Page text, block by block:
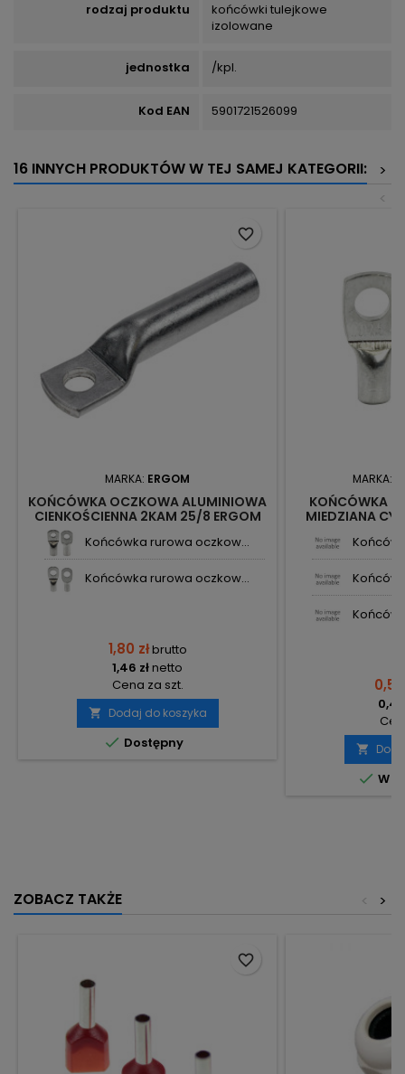
rodzaj produktu
końcówki tulejkowe
izolowane
jednostka /kpl.
Kod EAN 5901721526099
16 INNYCH PRODUKTÓW W TEJ SAMEJ KATEGORII:
>
<
MARKA: ERGOM
KOŃCÓWKA OCZKOWA ALUMINIOWA
CIENKOŚCIENNA 2KAM 25/8 ERGOM
Końcówka rurowa oczkow...
Końcówka rurowa oczkow...
1,80 złbrutto
1,46 złnetto
Cena za szt.
 Dodaj do koszyka
 Dostępny
favorite_border
MARKA:
KOŃCÓWKA
MIEDZIANA
0,59

 W
ZOBACZ TAKŻE >
<
favorite_border